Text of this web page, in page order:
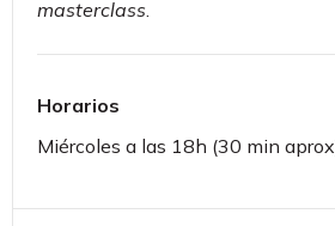
masterclass
Horarios
Miércoles a las 18h (30 min